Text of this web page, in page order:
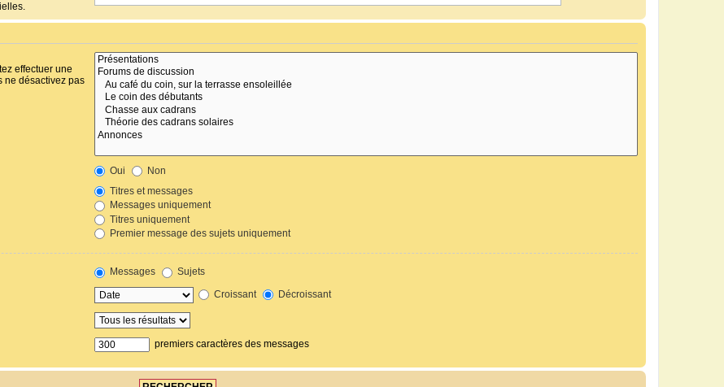
effectuer une
ne désactivez pas
Oui
Non
Titres et messages
Messages uniquement
Titres uniquement
Premier message des sujets uniquement
Messages
Sujets
Croissant Décroissant
premiers caractères des messages